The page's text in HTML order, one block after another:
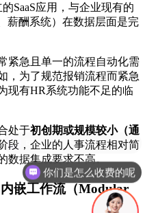
SaaS应用，与企业现有的
薪酬系统）在数据层面是完
紧急且单一的流程自动化需
，为了规范报销流程而紧急
现有HR系统功能不足的临
处于初创期或规模较小（通
段，企业的人事流程相对简
数据集成要求不高。
嵌工作流（Modular
你们是怎么收费的呢